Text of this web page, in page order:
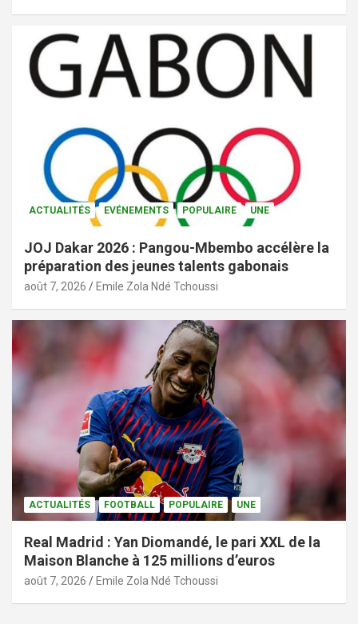
ACTUALITÉS EVÉNEMENTS POPULAIRE UNE
JOJ Dakar 2026 : Pangou-Mbembo accélère la
préparation des jeunes talents gabonais
août 7, 2026 Emile Zola Ndé Tchoussi
ACTUALITÉS FOOTBALL POPULAIRE UNE
Real Madrid : Yan Diomandé, le pari XXL de la
Maison Blanche à 125 millions d’euros
août 7, 2026 Emile Zola Ndé Tchoussi